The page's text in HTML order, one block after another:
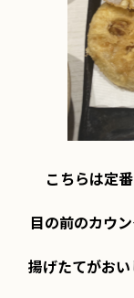
こちらは定
目の前のカウ
揚げたてがお